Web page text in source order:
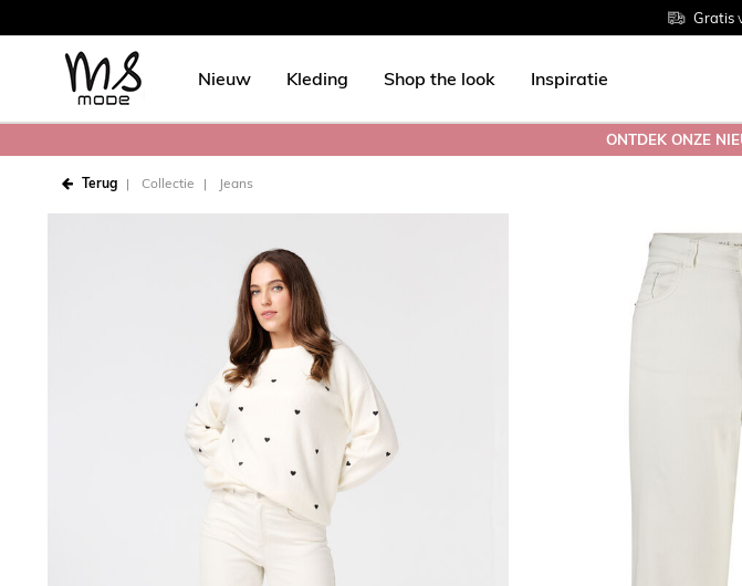
Gratis
Gratis
Nieuw Kleding Shop the look Inspiratie
ONTDEK ONZE
Terug Collectie Jeans